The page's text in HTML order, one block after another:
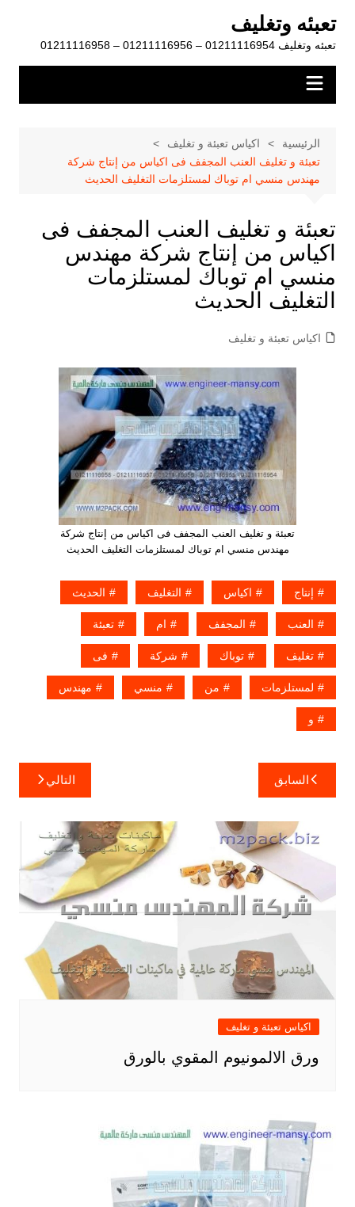
المحتوى
تعبئه وتغليف
تعبئه وتغليف 01211116954 – 01211116956 – 01211116958
الرئيسية
اكياس تعبئة و تغليف
تعبئة و تغليف العنب المجفف فى اكياس من إنتاج شركة
مهندس منسي ام توباك لمستلزمات التغليف الحديث
تعبئة و تغليف العنب المجفف فى
اكياس من إنتاج شركة مهندس
منسي ام توباك لمستلزمات
التغليف الحديث
اكياس تعبئة و تغليف
تعبئة و تغليف العنب المجفف فى اكياس من إنتاج شركة
مهندس منسي ام توباك لمستلزمات التغليف الحديث
إنتاج اكياس التغليف الحديث
العنب المجفف ام تعبئة
تغليف توباك شركة فى
لمستلزمات من منسي مهندس
و
تصفّح
المقالات
السابق التالي
اكياس تعبئة و تغليف
ورق الالمونيوم المقوي بالورق